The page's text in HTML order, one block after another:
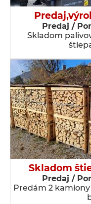
Predaj /
Skladom
Skladom
Predaj /
Predám 2